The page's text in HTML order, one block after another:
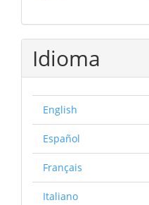
Idioma
English
Español
Français
Italiano